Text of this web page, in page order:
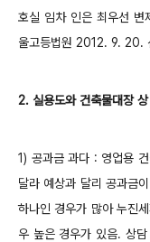
호실 임차 인은 최우선 변
울고등법원 2012. 9.
2. 실용도와 건축물대장
1) 공과금 과다 : 영업용
달라 예상과 달리 공과금
하나인 경우가 많아 누진
우 높은 경우가 있음. 상